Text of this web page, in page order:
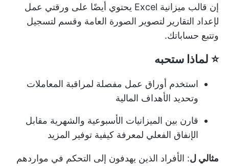
إن قالب ميزانية Excel
يحتوي أيضًا على ورقتي عمل
لإعداد التقارير لتصوير الصورة العامة وقسم لتسجيل
وتتبع حساباتك.
⭐ لماذا ستحبه
استخدم أوراق عمل مفصلة لمراقبة المعاملات
وتحديد الأهداف المالية
قارن بين الميزانيات الأسبوعية والشهرية مقابل
الإنفاق الفعلي لمعرفة كيفية توفير المزيد
مثالي ل: الأفراد الذين يهدفون إلى التحكم في مواردهم